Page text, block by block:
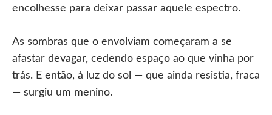
encolhesse para deixar passar aquele espectro.
As sombras que o envolviam começaram a se
afastar devagar, cedendo espaço ao que vinha por
trás. E então, à luz do sol — que ainda resistia, fraca
— surgiu um menino.